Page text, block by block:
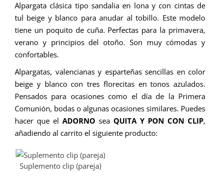
Alpargata clásica tipo sandalia en lona y con cintas de
tul beige y blanco para anudar al tobillo. Este modelo
tiene un poquito de cuña. Perfectas para la primavera,
verano y principios del otoño. Son muy cómodas y
confortables.
Alpargatas, valencianas y esparteñas sencillas en color
beige y blanco con tres florecitas en tonos azulados.
Pensados para ocasiones como el día de la Primera
Comunión, bodas o algunas ocasiones similares. Puedes
hacer que el ADORNO sea QUITA Y PON CON CLIP,
añadiendo al carrito el siguiente producto:
Suplemento clip (pareja)